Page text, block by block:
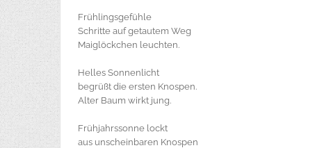
Frühlingsgefühle
Schritte auf getautem Weg
Maiglöckchen leuchten.
Helles Sonnenlicht
begrüßt die ersten Knospen.
Alter Baum wirkt jung.
Frühjahrssonne lockt
aus unscheinbaren Knospen